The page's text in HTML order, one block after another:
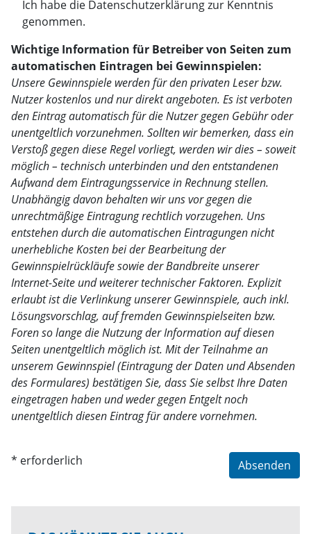
Ich habe die Datenschutzerklärungzur Kenntnis
genommen.
Wichtige Information für Betreiber von Seiten zum
automatischen Eintragen bei Gewinnspielen:
Unsere Gewinnspiele werden für den privaten Leser bzw.
Nutzer kostenlos und nur direkt angeboten. Es ist verboten
den Eintrag automatisch für die Nutzer gegen Gebühr oder
unentgeltlich vorzunehmen. Sollten wir bemerken, dass ein
Verstoß gegen diese Regel vorliegt, werden wir dies – soweit
möglich – technisch unterbinden und den entstandenen
Aufwand dem Eintragungsservice in Rechnung stellen.
Unabhängig davon behalten wir uns vor gegen die
unrechtmäßige Eintragung rechtlich vorzugehen. Uns
entstehen durch die automatischen Eintragungen nicht
unerhebliche Kosten bei der Bearbeitung der
Gewinnspielrückläufe sowie der Bandbreite unserer
Internet-Seite und weiterer technischer Faktoren. Explizit
erlaubt ist die Verlinkung unserer Gewinnspiele, auch inkl.
Lösungsvorschlag, auf fremden Gewinnspielseiten bzw.
Foren so lange die Nutzung der Information auf diesen
Seiten unentgeltlich möglich ist. Mit der Teilnahme an
unserem Gewinnspiel (Eintragung der Daten und Absenden
des Formulares) bestätigen Sie, dass Sie selbst Ihre Daten
eingetragen haben und weder gegen Entgelt noch
unentgeltlich diesen Eintrag für andere vornehmen.
* erforderlich Absenden